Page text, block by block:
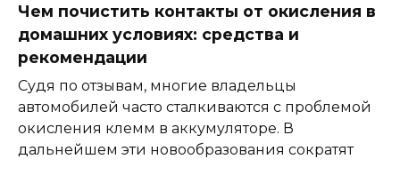
Чем почистить контакты от окисления в
домашних условиях: средства и
рекомендации
Судя по отзывам, многие владельцы
автомобилей часто сталкиваются с проблемой
окисления клемм в аккумуляторе. В
дальнейшем эти новообразования сократят